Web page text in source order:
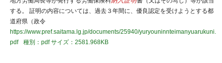
する。 証明の内容については、過去３年間に、優良認定を受けようとする都
道府県（政令
https://www.pref.saitama.lg.jp/documents/25940/yuryouninnteimanyuarukuni.
pdf
種別：pdfサイズ：2581.968KB